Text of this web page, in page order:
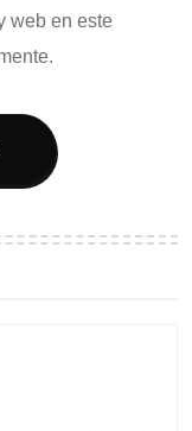
web en este